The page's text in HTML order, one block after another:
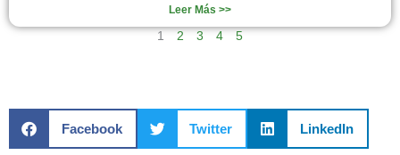
Leer Más >>
1 2 3 4 5
Facebook Twitter LinkedIn